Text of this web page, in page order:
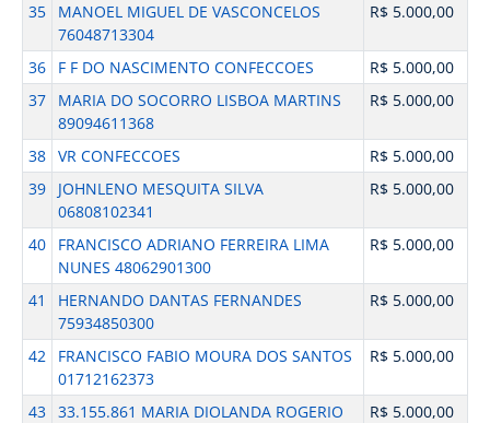
35
MANOEL MIGUEL DE VASCONCELOS
76048713304
R$ 5.000,00
36 F F DO NASCIMENTO CONFECCOES
R$ 5.000,00
37
MARIA DO SOCORRO LISBOA MARTINS
89094611368
R$ 5.000,00
38 VR CONFECCOES
R$ 5.000,00
39
JOHNLENO MESQUITA SILVA
06808102341
R$ 5.000,00
40
FRANCISCO ADRIANO FERREIRA LIMA
NUNES 48062901300
R$ 5.000,00
41
HERNANDO DANTAS FERNANDES
75934850300
R$ 5.000,00
42
FRANCISCO FABIO MOURA DOS SANTOS
01712162373
R$ 5.000,00
43 33.155.861 MARIA DIOLANDA ROGERIO
R$ 5.000,00